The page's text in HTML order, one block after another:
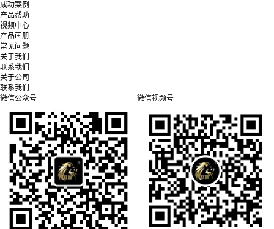
成功案例
产品帮助
视频中心
产品画册
常见问题
关于我们
联系我们
关于公司
联系我们
微信公众号
微信视频号